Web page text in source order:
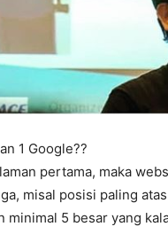
1 Google??
pertama, maka
misal posisi paling
minimal 5 besar yang